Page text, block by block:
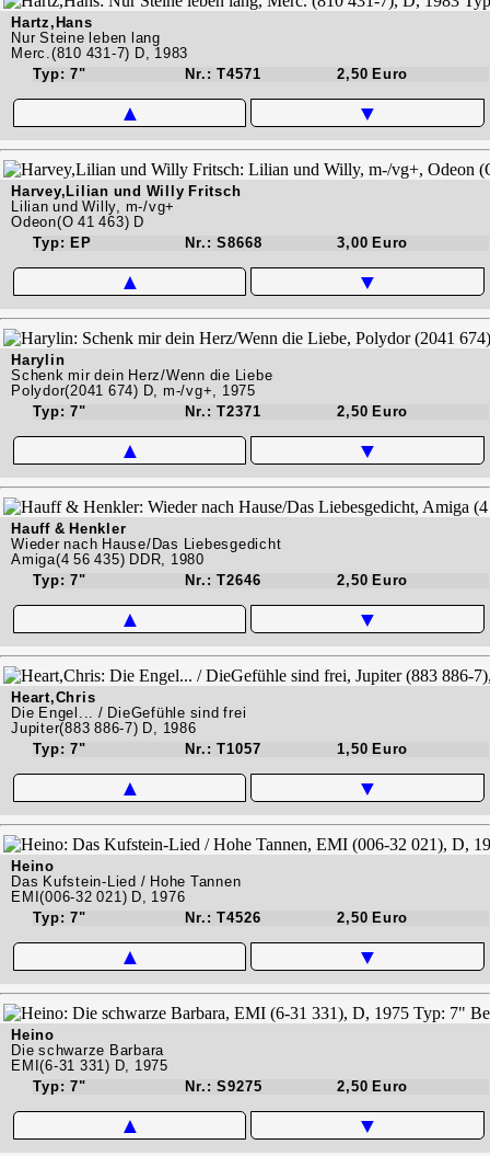
Hartz,Hans
Nur Steine leben lang
Merc.(810 431-7) D, 1983
Typ: 7"
Nr.: T4571 2,50 Euro
▲ ▼
Harvey,Lilian und Willy Fritsch
Lilian und Willy, m-/vg+
Odeon(O 41 463) D
Typ: EP
Nr.: S8668 3,00 Euro
▲ ▼
Harylin
Schenk mir dein Herz/Wenn die Liebe
Polydor(2041 674) D, m-/vg+, 1975
Typ: 7"
Nr.: T2371 2,50 Euro
▲ ▼
Hauff & Henkler
Wieder nach Hause/Das Liebesgedicht
Amiga(4 56 435) DDR, 1980
Typ: 7"
Nr.: T2646 2,50 Euro
▲ ▼
Heart,Chris
Die Engel... / DieGefühle sind frei
Jupiter(883 886-7) D, 1986
Typ: 7"
Nr.: T1057 1,50 Euro
▲ ▼
Heino
Das Kufstein-Lied / Hohe Tannen
EMI(006-32 021) D, 1976
Typ: 7"
Nr.: T4526 2,50 Euro
▲ ▼
Heino
Die schwarze Barbara
EMI(6-31 331) D, 1975
Typ: 7"
Nr.: S9275 2,50 Euro
▲ ▼